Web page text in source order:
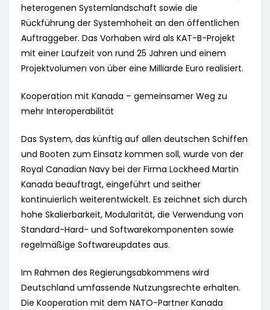
heterogenen Systemlandschaft sowie die
Rückführung der Systemhoheit an den öffentlichen
Auftraggeber. Das Vorhaben wird als KAT-B-Projekt
mit einer Laufzeit von rund 25 Jahren und einem
Projektvolumen von über eine Milliarde Euro realisiert.
Kooperation mit Kanada – gemeinsamer Weg zu
mehr Interoperabilität
Das System, das künftig auf allen deutschen Schiffen
und Booten zum Einsatz kommen soll, wurde von der
Royal Canadian Navy bei der Firma Lockheed Martin
Kanada beauftragt, eingeführt und seither
kontinuierlich weiterentwickelt. Es zeichnet sich durch
hohe Skalierbarkeit, Modularität, die Verwendung von
Standard-Hard- und Softwarekomponenten sowie
regelmäßige Softwareupdates aus.
Im Rahmen des Regierungsabkommens wird
Deutschland umfassende Nutzungsrechte erhalten.
Die Kooperation mit dem NATO-Partner Kanada